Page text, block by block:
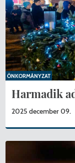
Harmadik
2025 december 09.
ÖNKORMÁNYZAT